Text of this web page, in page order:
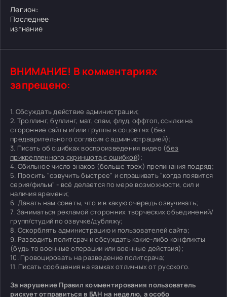
Легион:
Последнее
изгнание
ВНИМАНИЕ! В комментариях
запрещено:
1. Обсуждать действие администрации;
2. Троллинг, буллинг, мат, спам, флуд, оффтоп, ссылки на
сторонние сайты и/или группы в соцсетях (без
предварительного согласия с администрацией);
3. Писать об ошибках воспроизведения видео (без
прикрепленного скриншота с ошибкой);
4. Обильное число знаков (больше трех) препинания подряд;
5. Просить "озвучить быстрее" и спрашивать "когда появится
серия/фильм" - всё делается по мере возможности, сил и
наличия времени;
6. Давать нам советы, что и в какую очередь озвучивать;
7. Заниматься рекламой сторонних творческих объединений/
групп/студий по озвучке/дубляжу;
8. Оскорблять администрацию и пользователей сайта;
9. Разводить политсрач и обсуждать какие-либо конфликты
(будь то военные операции или военные действия);
10. Провоцировать на разведение политсрача;
11. Писать сообщения на языках отличных от русского.
За нарушение Правил комментирования пользователь
рискует отправиться в БАН на неделю, а особо